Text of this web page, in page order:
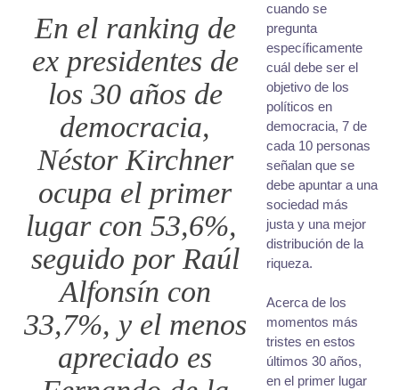
En el ranking de
ex presidentes de
los 30 años de
democracia,
Néstor Kirchner
ocupa el primer
lugar con 53,6%,
seguido por Raúl
Alfonsín con
33,7%, y el menos
apreciado es
cuando se
pregunta
específicamente
cuál debe ser el
objetivo de los
políticos en
democracia, 7 de
cada 10 personas
señalan que se
debe apuntar a una
sociedad más
justa y una mejor
distribución de la
riqueza.
Acerca de los
momentos más
tristes en estos
últimos 30 años,
en el primer lugar